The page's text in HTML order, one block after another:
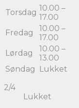
Torsdag 10.00 –
17.00
Fredag
10.00 –
17.00
Lørdag
10.00 –
13.00
Søndag
Lukket
2/4
Lukket